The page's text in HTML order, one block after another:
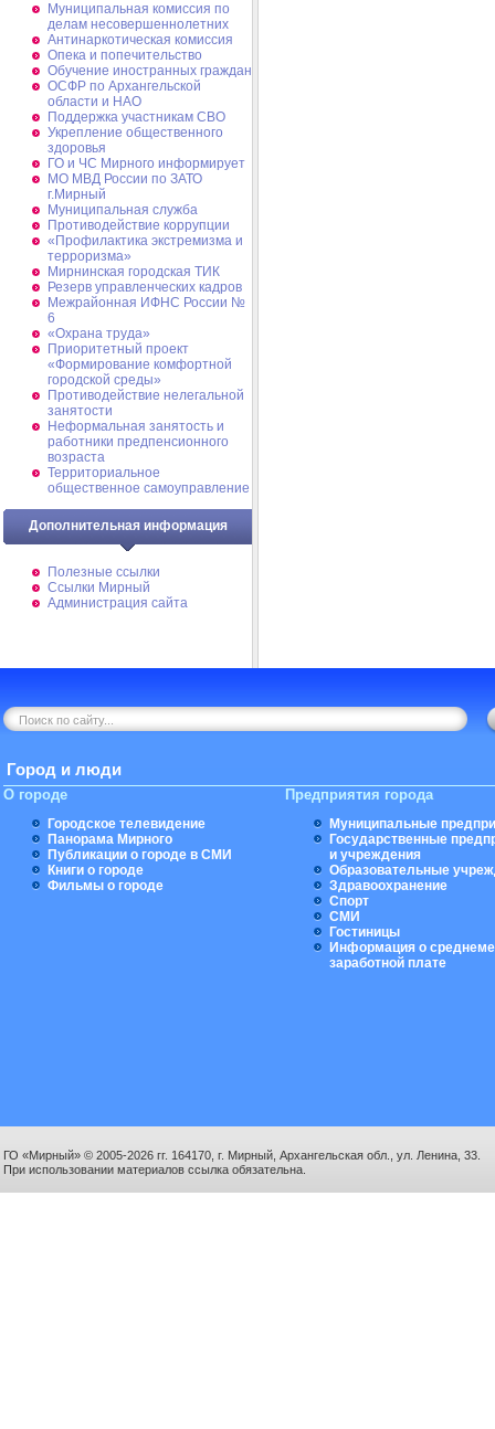
Муниципальная комиссия по
делам несовершеннолетних
Антинаркотическая комиссия
Опека и попечительство
Обучение иностранных граждан
ОСФР по Архангельской
области и НАО
Поддержка участникам СВО
Укрепление общественного
здоровья
ГО и ЧС Мирного информирует
МО МВД России по ЗАТО
г.Мирный
Муниципальная cлужба
Противодействие коррупции
«Профилактика экстремизма и
терроризма»
Мирнинская городская ТИК
Резерв управленческих кадров
Межрайонная ИФНС России №
6
«Охрана труда»
Приоритетный проект
«Формирование комфортной
городской среды»
Противодействие нелегальной
занятости
Неформальная занятость и
работники предпенсионного
возраста
Территориальное
общественное самоуправление
Дополнительная информация
Полезные ссылки
Ссылки Мирный
Администрация сайта
Город и люди
О городе
Городское телевидение
Панорама Мирного
Публикации о городе в СМИ
Книги о городе
Фильмы о городе
Предприятия города
Муниципальные
Государственные
и учреждения
Образовательные
Здравоохранение
Спорт
СМИ
Гостиницы
Информация о
заработной плате
ГО «Мирный» © 2005-2026 гг. 164170, г. Мирный, Архангельская обл., ул. Ленина, 33.
При использовании материалов ссылка обязательна.